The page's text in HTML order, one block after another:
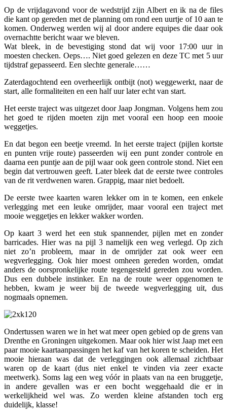
Op de vrijdagavond voor de wedstrijd zijn Albert en ik na de files
die kant op gereden met de planning om rond een uurtje of 10 aan te
komen. Onderweg werden wij al door andere equipes die daar ook
overnachtte bericht waar we bleven.
Wat bleek, in de bevestiging stond dat wij voor 17:00 uur in
moesten checken. Oeps…. Niet goed gelezen en deze TC met 5 uur
tijdstraf gepasseerd. Een slechte generale……
Zaterdagochtend een overheerlijk ontbijt (not) weggewerkt, naar de
start, alle formaliteiten en een half uur later echt van start.
Het eerste traject was uitgezet door Jaap Jongman. Volgens hem zou
het goed te rijden moeten zijn met vooral een hoop een mooie
weggetjes.
En dat begon een beetje vreemd. In het eerste traject (pijlen kortste
en punten vrije route) passeerden wij een punt zonder controle en
daarna een puntje aan de pijl waar ook geen controle stond. Niet een
begin dat vertrouwen geeft. Later bleek dat de eerste twee controles
van de rit verdwenen waren. Grappig, maar niet bedoelt.
De eerste twee kaarten waren lekker om in te komen, een enkele
verlegging met een leuke omrijder, maar vooral een traject met
mooie weggetjes en lekker wakker worden.
Op kaart 3 werd het een stuk spannender, pijlen met en zonder
barricades. Hier was na pijl 3 namelijk een weg verlegd. Op zich
niet zo’n probleem, maar in de omrijder zat ook weer een
wegverlegging. Ook hier moest omheen gereden worden, omdat
anders de oorspronkelijke route tegengesteld gereden zou worden.
Dus een dubbele instinker. En na de route weer opgenomen te
hebben, kwam je weer bij de tweede wegverlegging uit, dus
nogmaals opnemen.
Ondertussen waren we in het wat meer open gebied op de grens van
Drenthe en Groningen uitgekomen. Maar ook hier wist Jaap met een
paar mooie kaartaanpassingen het kaf van het koren te scheiden. Het
mooie hieraan was dat de verleggingen ook allemaal zichtbaar
waren op de kaart (dus niet enkel te vinden via zeer exacte
meetwerk). Soms lag een weg vóór in plaats van na een bruggetje,
in andere gevallen was er een bocht weggehaald die er in
werkelijkheid wel was. Zo werden kleine afstanden toch erg
duidelijk, klasse!